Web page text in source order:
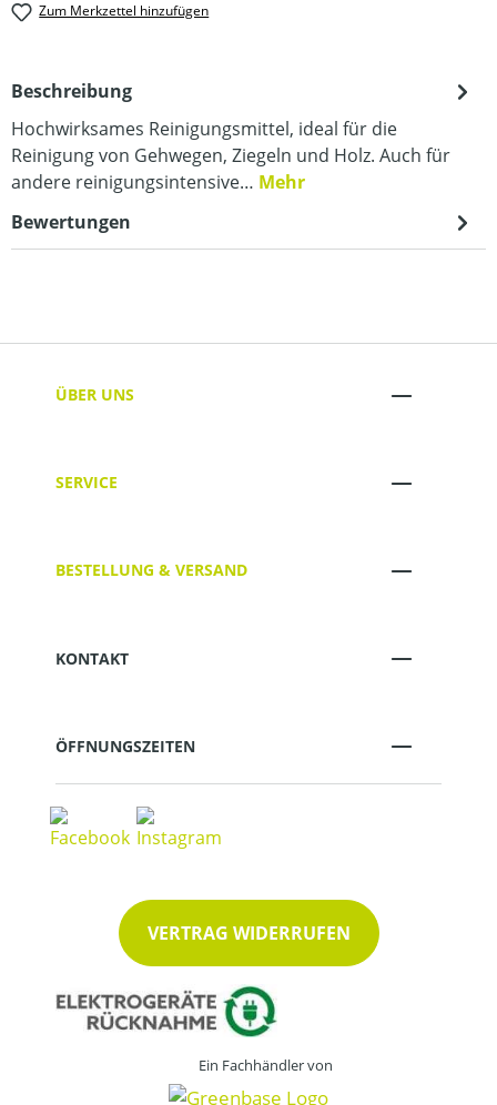
Zum Merkzettel hinzufügen
Beschreibung
Hochwirksames Reinigungsmittel, ideal für die
Reinigung von Gehwegen, Ziegeln und Holz. Auch für
andere reinigungsintensive… Mehr
Bewertungen
ÜBER UNS
SERVICE
BESTELLUNG & VERSAND
KONTAKT
ÖFFNUNGSZEITEN
VERTRAG WIDERRUFEN
Ein Fachhändler von